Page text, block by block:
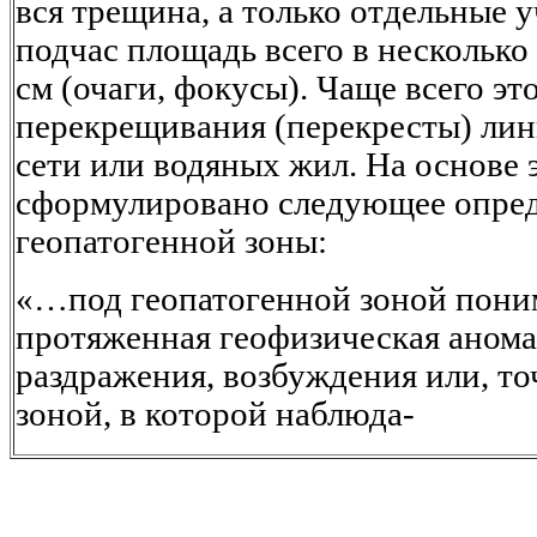
вся трещина, а только отдельные
подчас площадь всего в
см (очаги, фокусы). Чаще всего
перекрещивания (перекресты)
сети или водяных жил. На основе
сформулировано следующее
геопатогенной зоны:
«…под геопатогенной зоной
протяженная геофизическая
раздражения, возбуждения или,
зоной, в которой наблюда-